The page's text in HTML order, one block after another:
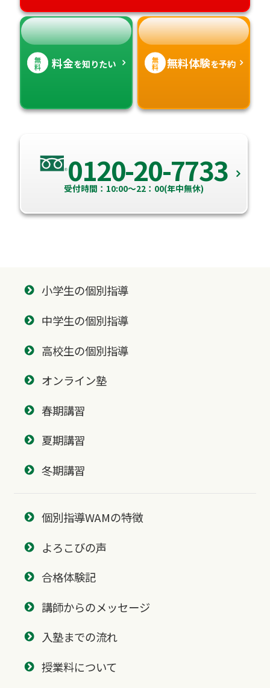
無
料 料金を知りたい 無
料 無料体験を予約
0120-20-7733
受付時間：10:00～22：00(年中無休)
小学生の個別指導
中学生の個別指導
高校生の個別指導
オンライン塾
春期講習
夏期講習
冬期講習
個別指導WAMの特徴
よろこびの声
合格体験記
講師からのメッセージ
入塾までの流れ
授業料について